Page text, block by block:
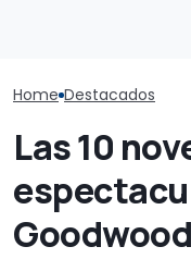
Home Destacados
Las 10